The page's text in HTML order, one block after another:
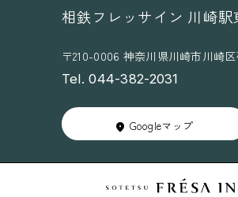
相鉄フレッサイン 川崎駅
〒210-0006 神奈川県川崎市川崎区
Tel. 044-382-2031
Googleマップ